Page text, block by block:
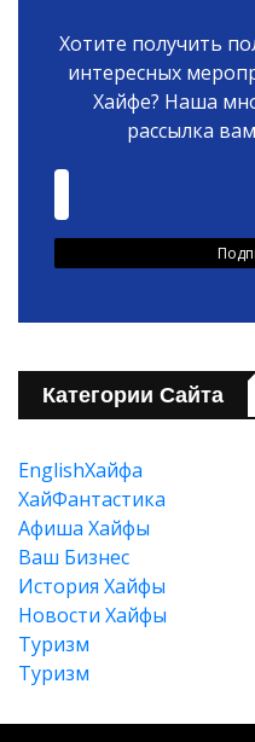
Хотите получить
интересных
Хайфе? Наша
рассылка
Категории Сайта
EnglishХайфа
XайФантастика
Афиша Хайфы
Ваш Бизнес
История Хайфы
Новости Хайфы
Туризм
Туризм